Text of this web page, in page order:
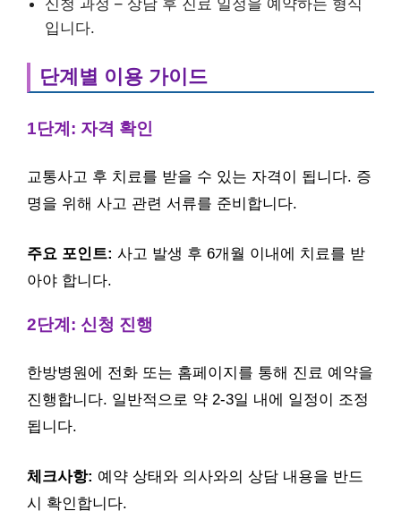
입니다.
단계별 이용 가이드
1단계: 자격 확인
교통사고 후 치료를 받을 수 있는 자격이 됩니다. 증
명을 위해 사고 관련 서류를 준비합니다.
주요 포인트: 사고 발생 후 6개월 이내에 치료를 받
아야 합니다.
2단계: 신청 진행
한방병원에 전화 또는 홈페이지를 통해 진료 예약을
진행합니다. 일반적으로 약 2-3일 내에 일정이 조정
됩니다.
체크사항: 예약 상태와 의사와의 상담 내용을 반드
시 확인합니다.